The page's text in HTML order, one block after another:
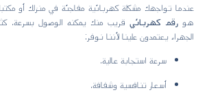
عندما تواجهك مشكلة كهربائية مفاجئة في منزلك أو
هورقم كهربائيقريب منك يمكنه الوصول بسرعة. كثير
الجهراء يعتمدون علينا لأننا نوفر:
سرعة استجابة عالية.
أسعار تنافسية وشفافة.